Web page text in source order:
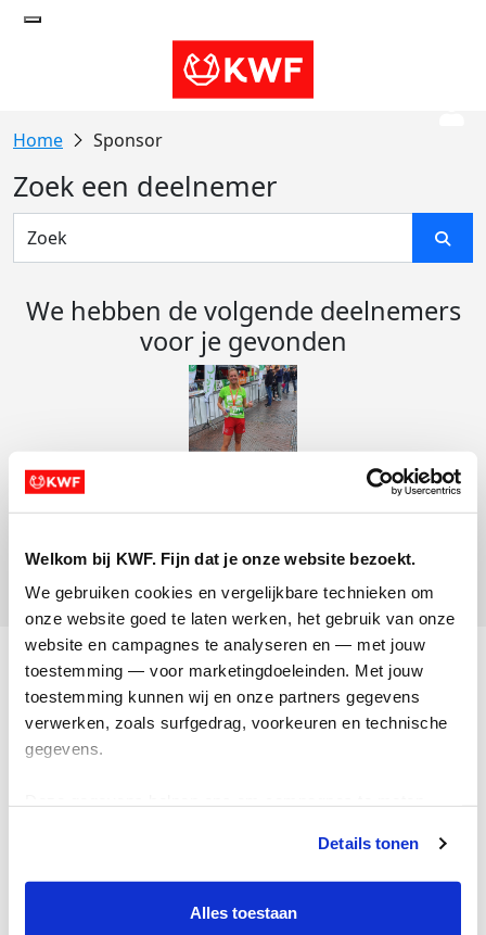
Welkom bij KWF. Fijn dat je onze website bezoekt.
We gebruiken cookies en vergelijkbare technieken om
onze website goed te laten werken, het gebruik van onze
website en campagnes te analyseren en — met jouw
toestemming — voor marketingdoeleinden. Met jouw
toestemming kunnen wij en onze partners gegevens
verwerken, zoals surfgedrag, voorkeuren en technische
gegevens.
tonen. Je kunt je toestemming op elk moment wijzigen of
intrekken via Cookie instellingen onderaan de pagina. De
lijst met cookies is te vinden in het tabblad “details”.
Details tonen
Alles toestaan
Sponsor
Zoek een deelnemer
We hebben de volgende deelnemers
voor je gevonden
Opgehaald:
€415
Acties
Actiematerialen
Evenementen
Privacyverklaring
Cookie instellingen